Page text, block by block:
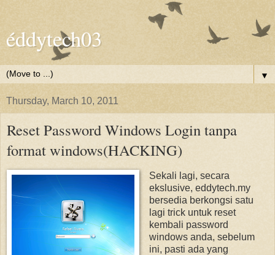
éddytech03
▼
Thursday, March 10, 2011
Reset Password Windows Login tanpa
format windows(HACKING)
Sekali lagi, secara
ekslusive, eddytech.my
bersedia berkongsi satu
lagi trick untuk reset
kembali password
windows anda, sebelum
ini, pasti ada yang